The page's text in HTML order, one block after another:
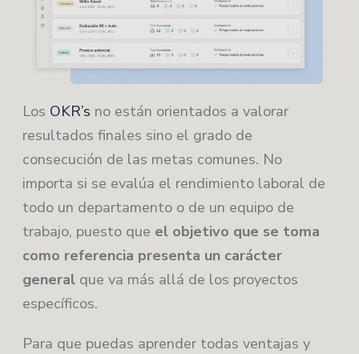
Los OKR’s no están orientados a valorar
resultados finales sino el grado de
consecución de las metas comunes. No
importa si se evalúa el rendimiento laboral de
todo un departamento o de un equipo de
trabajo, puesto que el objetivo que se toma
como referencia presenta un carácter
general que va más allá de los proyectos
específicos.
Para que puedas aprender todas ventajas y